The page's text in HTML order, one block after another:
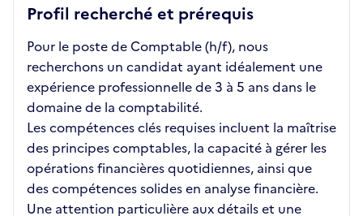
Profil recherché et prérequis
Pour le poste de Comptable (h/f), nous
recherchons un candidat ayant idéalement une
expérience professionnelle de 3 à 5 ans dans le
domaine de la comptabilité.
Les compétences clés requises incluent la maîtrise
des principes comptables, la capacité à gérer les
opérations financières quotidiennes, ainsi que
des compétences solides en analyse financière.
Une attention particulière aux détails et une